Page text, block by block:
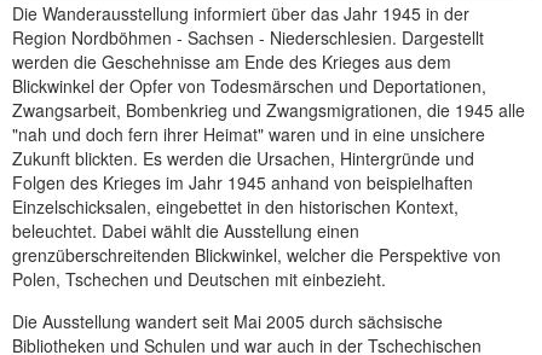
Die Wanderausstellung informiert über das Jahr 1945 in der
Region Nordböhmen - Sachsen - Niederschlesien. Dargestellt
werden die Geschehnisse am Ende des Krieges aus dem
Blickwinkel der Opfer von Todesmärschen und Deportationen,
Zwangsarbeit, Bombenkrieg und Zwangsmigrationen, die 1945 alle
"nah und doch fern ihrer Heimat" waren und in eine unsichere
Zukunft blickten. Es werden die Ursachen, Hintergründe und
Folgen des Krieges im Jahr 1945 anhand von beispielhaften
Einzelschicksalen, eingebettet in den historischen Kontext,
beleuchtet. Dabei wählt die Ausstellung einen
grenzüberschreitenden Blickwinkel, welcher die Perspektive von
Polen, Tschechen und Deutschen mit einbezieht.
Die Ausstellung wandert seit Mai 2005 durch sächsische
Bibliotheken und Schulen und war auch in der Tschechischen